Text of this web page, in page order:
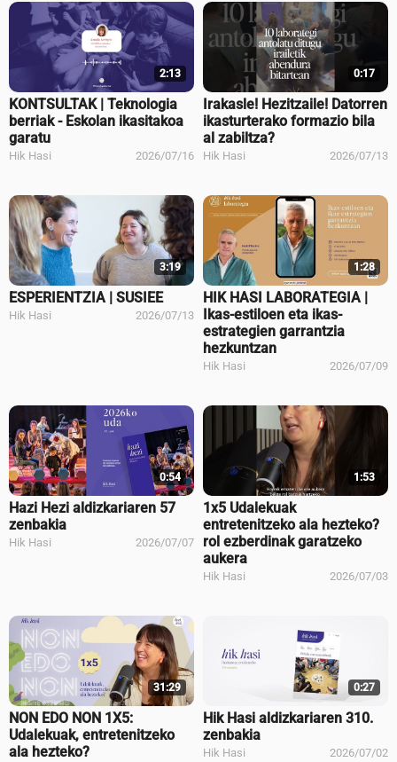
2:13
KONTSULTAK | Teknologia
berriak - Eskolan ikasitakoa
garatu
Hik Hasi 2026/07/16
0:17
Irakasle! Hezitzaile! Datorren
ikasturterako formazio bila
al zabiltza?
Hik Hasi 2026/07/13
3:19
ESPERIENTZIA | SUSIEE
Hik Hasi 2026/07/13
1:28
HIK HASI LABORATEGIA |
Ikas-estiloen eta ikas-
estrategien garrantzia
hezkuntzan
Hik Hasi 2026/07/09
0:54
Hazi Hezi aldizkariaren 57
zenbakia
Hik Hasi 2026/07/07
1:53
1x5 Udalekuak
entretenitzeko ala hezteko?
rol ezberdinak garatzeko
aukera
Hik Hasi 2026/07/03
31:29
NON EDO NON 1X5:
Udalekuak, entretenitzeko
ala hezteko?
0:27
Hik Hasi aldizkariaren 310.
zenbakia
Hik Hasi 2026/07/02